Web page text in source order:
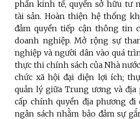
phần kinh tế, quyền sở hữu tư
tài sản. Hoàn thiện hệ thống
đảm quyền tiếp cận thông tin
doanh nghiệp. Mở rộng sự
nghiệp và người dân vào quá
thực thi chính sách của Nhà
chức xã hội đại diện lợi ích;
quản lý giữa Trung ương và địa
cấp chính quyền địa phương đi
ngân sách nhằm bảo đảm sự